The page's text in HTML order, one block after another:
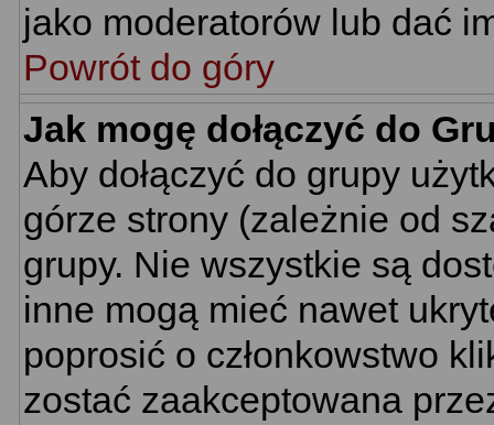
jako moderatorów lub dać
Powrót do góry
Jak mogę dołączyć do
Aby dołączyć do grupy
górze strony (zależnie od
grupy. Nie wszystkie są
inne mogą mieć nawet
poprosić o członkowstwo
zostać zaakceptowana